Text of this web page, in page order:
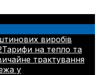
виробів
Тарифи на тепло та
трактування
у